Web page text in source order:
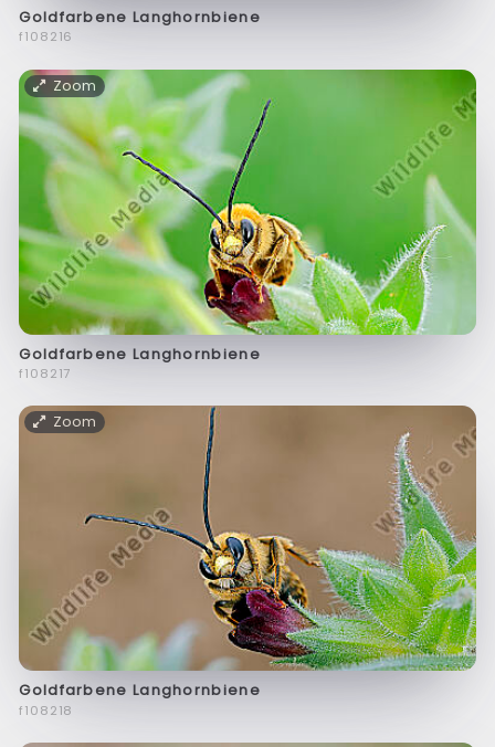
Goldfarbene Langhornbiene
f108216
Zoom
Goldfarbene Langhornbiene
f108217
Zoom
Goldfarbene Langhornbiene
f108218